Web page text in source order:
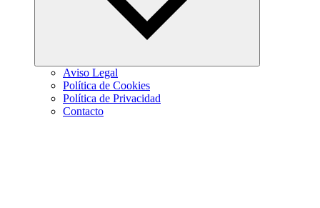
Aviso Legal
Política de Cookies
Política de Privacidad
Contacto